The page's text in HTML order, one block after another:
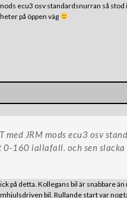
ecu3 osv standardsnurran så
på öppen väg
med JRM mods ecu3 osv
0-160 iallafall. och sen slacka
på detta. Kollegans bil är snabbare
bil. Rullande start var nog